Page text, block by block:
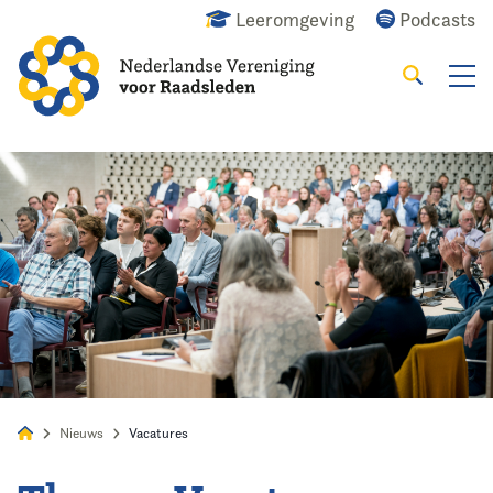
Leeromgeving Podcasts
Alles Nieuws Agenda Raadslid
Zoeken
Nieuws Vacatures